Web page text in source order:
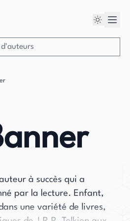
à succès qui a
par la lecture. Enfant,
une variété de livres,